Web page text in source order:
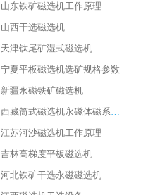
山东铁矿磁选机工作原理
山西干选磁选机
天津钛尾矿湿式磁选机
宁夏平板磁选机选矿规格参数
新疆永磁铁矿磁选机
西藏筒式磁选机永磁体磁系设计
江苏河沙磁选机工作原理
吉林高梯度平板磁选机
河北铁矿干选永磁磁选机